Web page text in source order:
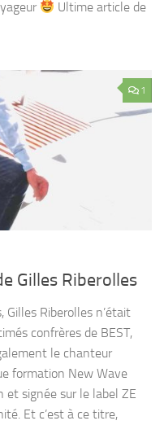
Ultime article de
1
Gilles Riberolles
Gilles Riberolles n’était
confrères de BEST,
le chanteur
formation New Wave
et signée sur le label ZE
Et c’est à ce titre,